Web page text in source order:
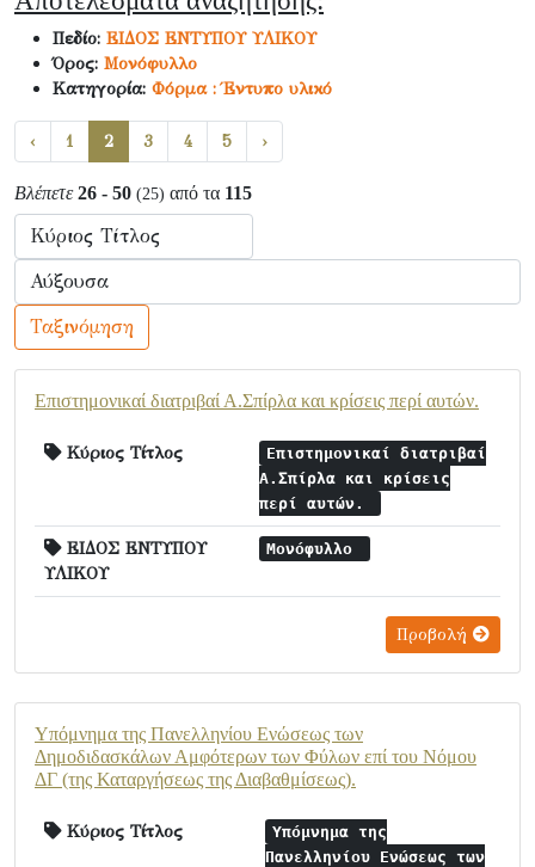
Πεδίο: ΕΙΔΟΣ ΕΝΤΥΠΟΥ ΥΛΙΚΟΥ
Όρος: Μονόφυλλο
Κατηγορία: Φόρμα : Έντυπο υλικό
‹ 1 2 3 4 5 ›
Βλέπετε 26 - 50 (25) από τα 115
Ταξινόμηση
Επιστημονικαί διατριβαί Α.Σπίρλα και κρίσεις περί αυτών.
Κύριος Τίτλος
Επιστημονικαί διατριβαί
Α.Σπίρλα και κρίσεις
περί αυτών.
ΕΙΔΟΣ ΕΝΤΥΠΟΥ
ΥΛΙΚΟΥ
Μονόφυλλο
Προβολή
Υπόμνημα της Πανελληνίου Ενώσεως των
Δημοδιδασκάλων Αμφότερων των Φύλων επί του Νόμου
ΔΓ (της Καταργήσεως της Διαβαθμίσεως).
Κύριος Τίτλος
Υπόμνημα της
Πανελληνίου Ενώσεως των